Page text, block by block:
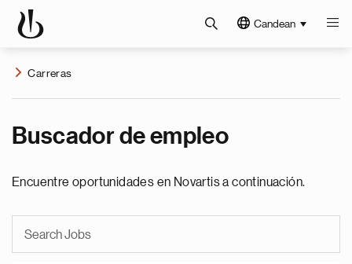
Candean
Carreras
Buscador de empleo
Encuentre oportunidades en Novartis a continuación.